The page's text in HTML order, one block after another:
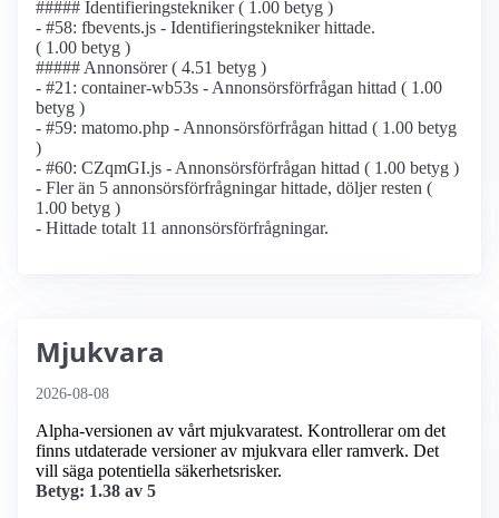
##### Identifierings­tekniker ( 1.00 betyg )
- #58: fbevents.js - Identifierings­tekniker hittade.
( 1.00 betyg )
##### Annonsörer ( 4.51 betyg )
- #21: container-wb53s - Annonsörs­förfrågan hittad ( 1.00
betyg )
- #59: matomo.php - Annonsörs­förfrågan hittad ( 1.00 betyg
)
- #60: CZqmGI.js - Annonsörs­förfrågan hittad ( 1.00 betyg )
- Fler än 5 annonsörs­förfrågningar hittade, döljer resten (
1.00 betyg )
- Hittade totalt 11 annonsörs­förfrågningar.
Mjukvara
2026-08-08
Alpha-versionen av vårt mjukvaratest. Kontrollerar om det
finns utdaterade versioner av mjukvara eller ramverk. Det
vill säga potentiella säkerhetsrisker.
Betyg: 1.38 av 5